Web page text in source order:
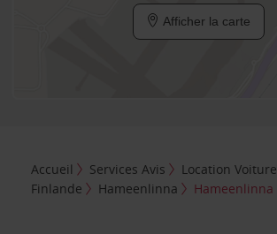
Afficher la carte
Accueil Services Avis Location Voiture
Finlande
Hameenlinna Hameenlinna